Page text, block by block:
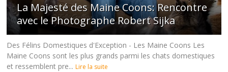
La Majesté des Maine Coons: Rencontre
avec le Photographe Robert Sijka
Des Félins Domestiques d'Exception - Les Maine Coons Les
Maine Coons sont les plus grands parmi les chats domestiques
et ressemblent pre... Lire la suite